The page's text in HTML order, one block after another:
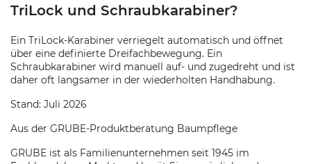
TriLock und Schraubkarabiner?
Ein TriLock-Karabiner verriegelt automatisch und öffnet
über eine definierte Dreifachbewegung. Ein
Schraubkarabiner wird manuell auf- und zugedreht und ist
daher oft langsamer in der wiederholten Handhabung.
Stand: Juli 2026
Aus der GRUBE-Produktberatung Baumpflege
GRUBE ist als Familienunternehmen seit 1945 im